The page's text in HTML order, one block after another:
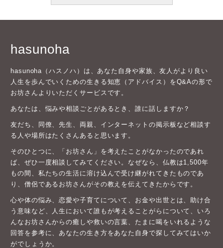
hasunoha
hasunoha（ハスノハ）は、あなた自身や家族、友人がより良い
人生を歩んでいくための生きる知恵（アドバイス）をQ&Aの形で
お坊さんよりいただくサービスです。
あなたは、悩みや相談ごとがあるとき、誰に話しますか？
友だち、同僚、先生、両親、インターネットの掲示板など相談す
る人や場所はたくさんあると思います。
そのひとつに、「お坊さん」を考えたことがなかったのであれ
ば、ぜひ一度相談してみてください。なぜなら、仏教は1,500年
もの間、私たちの生活に溶け込んで受け継がれてきたものであ
り、僧侶であるお坊さんがその教えを伝えてきたからです。
心や体の悩み、恋愛や子育てについて、お金や出世とは、助け合
う意味など、人生において誰もが考えることがらについて、いろ
んなお坊さんからの癒しや救いの言葉、たまに喝をいれるような
回答を参考に、あなたの生き方をあなた自身で探してみてはいか
がでしょうか。